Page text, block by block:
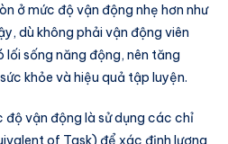
ở mức độ vận động nhẹ hơn như
dù không phải vận động viên
lối sống năng động, nên tăng
khỏe và hiệu quả tập luyện.
độ vận động là sử dụng các chỉ